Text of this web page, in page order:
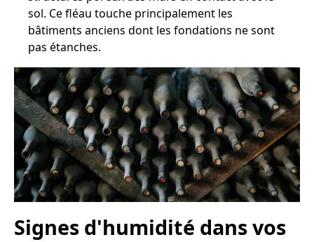
sol. Ce fléau touche principalement les
bâtiments anciens dont les fondations ne sont
pas étanches.
Signes d'humidité dans vos